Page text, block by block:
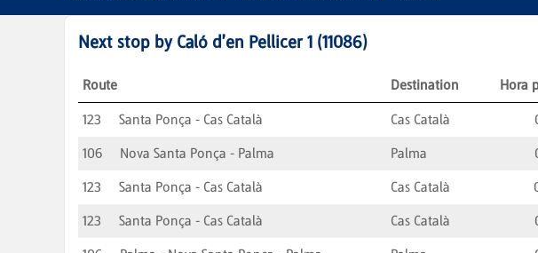
Next stop by Caló d'en Pellicer 1 (11086)
Route Destination Hora
123 Santa Ponça - Cas Català Cas Català
106
Nova Santa Ponça - Palma Palma
123
Santa Ponça - Cas Català Cas Català
123
Santa Ponça - Cas Català Cas Català